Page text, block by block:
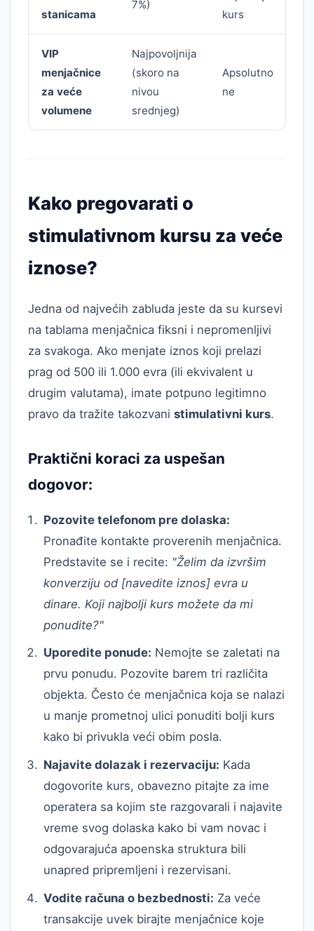
stanicama
7%)
kurs
VIP
menjačnice
za veće
volumene
Najpovoljnija
(skoro na
nivou
srednjeg)
Apsolutno
ne
Kako pregovarati o
stimulativnom kursu za veće
iznose?
Jedna od najvećih zabluda jeste da su kursevi
na tablama menjačnica fiksni i nepromenljivi
za svakoga. Ako menjate iznos koji prelazi
prag od 500 ili 1.000 evra (ili ekvivalent u
drugim valutama), imate potpuno legitimno
pravo da tražite takozvani stimulativni kurs.
Praktični koraci za uspešan
dogovor:
Pozovite telefonom pre dolaska:
Pronađite kontakte proverenih menjačnica.
Predstavite se i recite: "Želim da izvršim
konverziju od [navedite iznos] evra u
dinare. Koji najbolji kurs možete da mi
ponudite?"
Uporedite ponude: Nemojte se zaletati na
prvu ponudu. Pozovite barem tri različita
objekta. Često će menjačnica koja se nalazi
u manje prometnoj ulici ponuditi bolji kurs
kako bi privukla veći obim posla.
Najavite dolazak i rezervaciju: Kada
dogovorite kurs, obavezno pitajte za ime
operatera sa kojim ste razgovarali i najavite
vreme svog dolaska kako bi vam novac i
odgovarajuća apoenska struktura bili
unapred pripremljeni i rezervisani.
Vodite računa o bezbednosti: Za veće
transakcije uvek birajte menjačnice koje